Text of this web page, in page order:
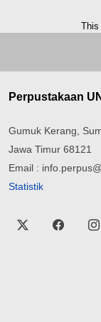
This
Perpustakaan
Gumuk Kerang,
Jawa Timur 68121
Email :
Statistik